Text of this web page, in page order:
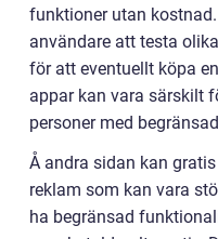
funktioner utan
användare att testa
för att eventuellt köpa
appar kan vara särskilt
personer med
Å andra sidan kan
reklam som kan vara
ha begränsad